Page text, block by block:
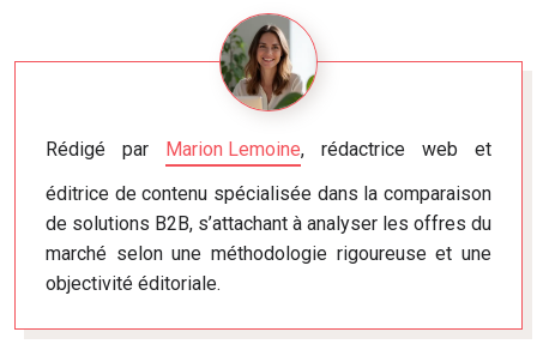
Rédigé par Marion Lemoine, rédactrice web et
éditrice de contenu spécialisée dans la comparaison
de solutions B2B, s’attachant à analyser les offres du
marché selon une méthodologie rigoureuse et une
objectivité éditoriale.